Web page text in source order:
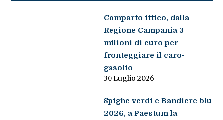
Comparto ittico, dalla
Regione Campania 3
milioni di euro per
fronteggiare il caro-
gasolio
30 Luglio 2026
Spighe verdi e Bandiere blu
2026, a Paestum la